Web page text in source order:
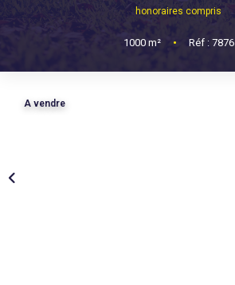
Mise En Location
Gestion Locative
honoraires compris
1000m² • Réf : 7876
A vendre